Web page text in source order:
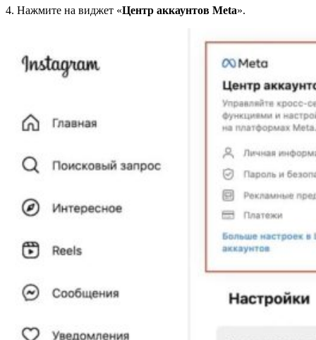
4. Нажмите на виджет «Центр аккаунтов Meta».